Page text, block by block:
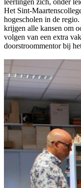
Het Sint-
hogescholen in de
krijgen alle kansen om
volgen van een extra
doorstroommentor bij